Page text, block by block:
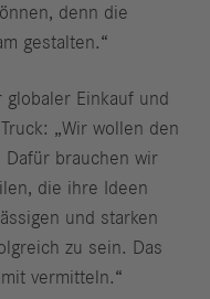
denn die
gestalten.“
Einkauf und
„Wir wollen den
Dafür brauchen wir
die ihre Ideen
und starken
zu sein. Das
vermitteln.“